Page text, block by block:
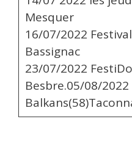
Mesquer
16/07/2022
Bassignac
23/07/2022
Besbre.05/08/